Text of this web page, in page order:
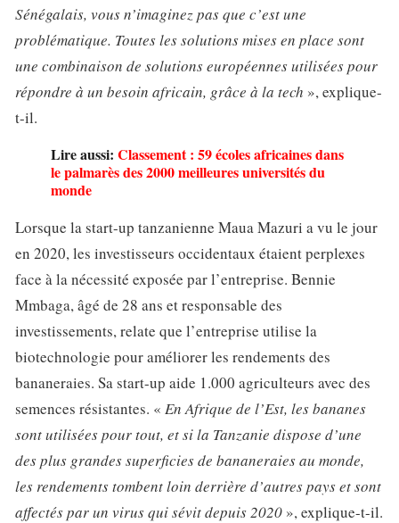
Sénégalais, vous n’imaginez pas que c’est une
problématique. Toutes les solutions mises en place sont
une combinaison de solutions européennes utilisées pour
répondre à un besoin africain, grâce à la tech », explique-
t-il.
Lire aussi: Classement : 59 écoles africaines dans
le palmarès des 2000 meilleures universités du
monde
Lorsque la start-up tanzanienne Maua Mazuri a vu le jour
en 2020, les investisseurs occidentaux étaient perplexes
face à la nécessité exposée par l’entreprise. Bennie
Mmbaga, âgé de 28 ans et responsable des
investissements, relate que l’entreprise utilise la
biotechnologie pour améliorer les rendements des
bananeraies. Sa start-up aide 1.000 agriculteurs avec des
semences résistantes. « En Afrique de l’Est, les bananes
sont utilisées pour tout, et si la Tanzanie dispose d’une
des plus grandes superficies de bananeraies au monde,
les rendements tombent loin derrière d’autres pays et sont
affectés par un virus qui sévit depuis 2020 », explique-t-il.